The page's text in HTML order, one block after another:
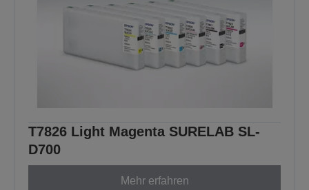
T7826 Light Magenta SURELAB SL-
D700
Mehr erfahren